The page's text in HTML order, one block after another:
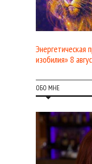
Энергетическая
изобилия» 8
ОБО МНЕ